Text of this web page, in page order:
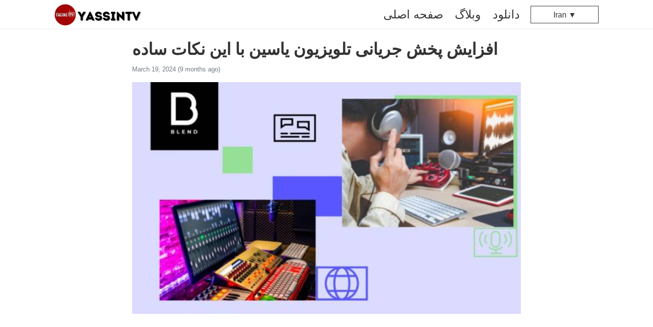
صفحه اصلی وبلاگ دانلود Iran ▼
افزایش پخش جریانی تلویزیون یاسین با این نکات ساده
March 19, 2024 (9 months ago)